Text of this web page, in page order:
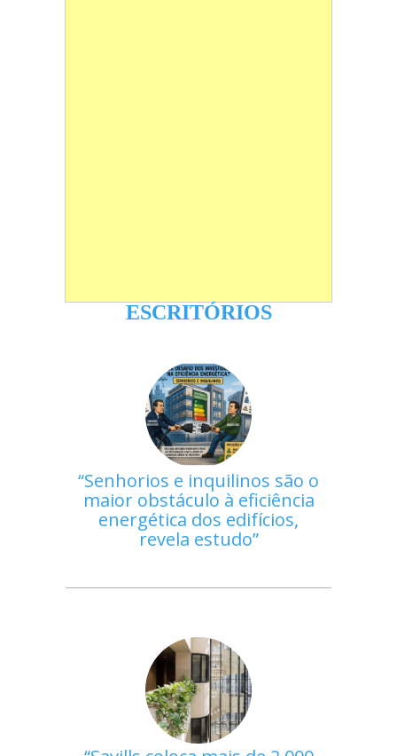
ESCRITÓRIOS
Senhorios e inquilinos são o
maior obstáculo à eficiência
energética dos edifícios,
revela estudo